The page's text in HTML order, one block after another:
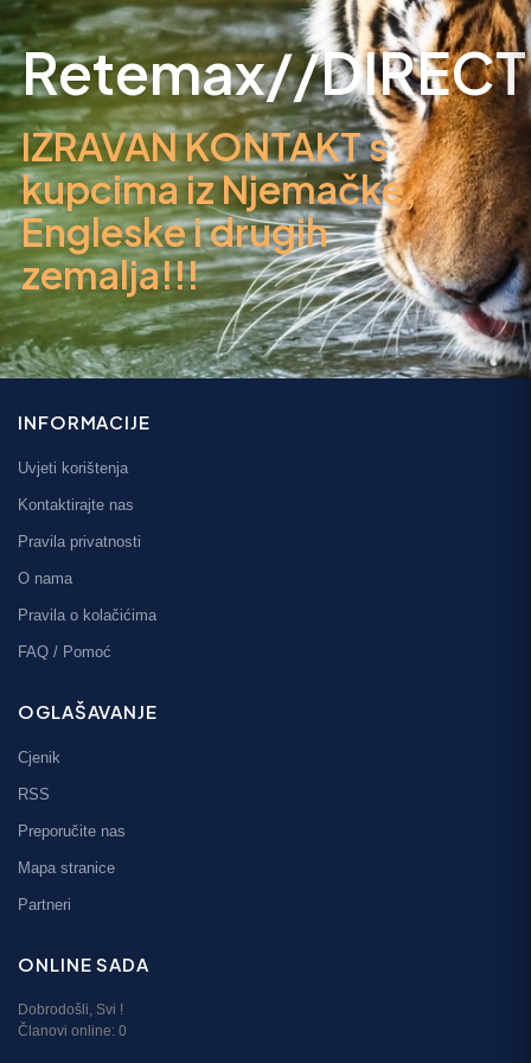
Retemax//DIRECT
IZRAVAN KONTAKT s
kupcima iz Njemačke,
Engleske i drugih
zemalja!!!
INFORMACIJE
Uvjeti korištenja
Kontaktirajte nas
Pravila privatnosti
O nama
Pravila o kolačićima
FAQ / Pomoć
OGLAŠAVANJE
Cjenik
RSS
Preporučite nas
Mapa stranice
Partneri
ONLINE SADA
Dobrodošli, Svi !
Članovi online: 0